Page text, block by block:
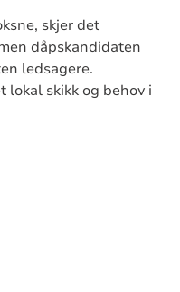
skjer det
dåpskandidaten
ledsagere.
skikk og behov i